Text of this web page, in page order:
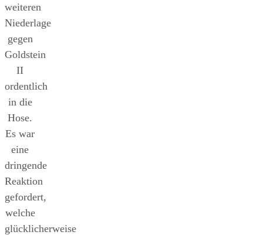
weiteren
Niederlage
gegen
Goldstein
II
ordentlich
in die
Hose.
Es war
eine
dringende
Reaktion
gefordert,
welche
glücklicherweise